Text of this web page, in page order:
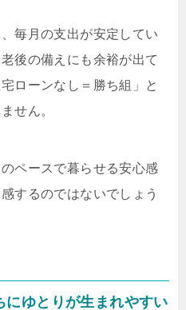
毎月の支出が安定してい
後の備えにも余裕が出て
ローンなし＝勝ち組」と
せん。
ペースで暮らせる安心感
するのではないでしょう
ゆとりが生まれやすい